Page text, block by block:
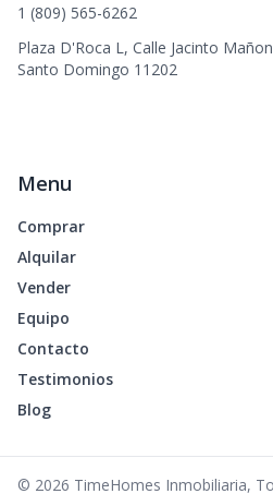
1 (809) 565-6262
Plaza D'Roca L, Calle Jacinto
Santo Domingo 11202
Menu
Comprar
Alquilar
Vender
Equipo
Contacto
Testimonios
Blog
© 2026 TimeHomes Inmobiliaria,